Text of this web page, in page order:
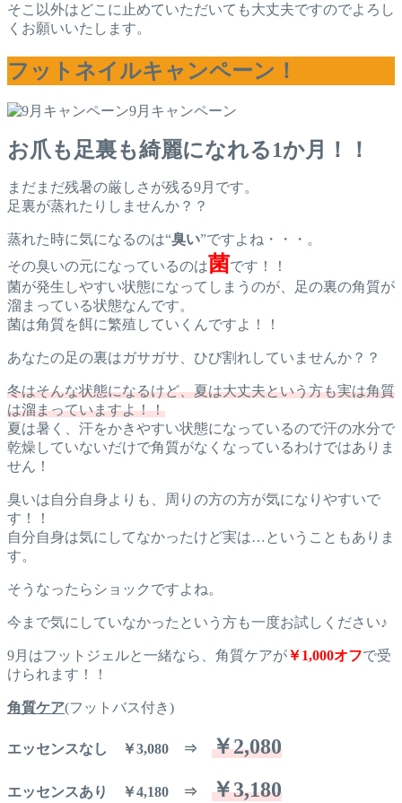
そこ以外はどこに止めていただいても大丈夫ですのでよろし
くお願いいたします。
フットネイルキャンペーン！
9月キャンペーン
お爪も足裏も綺麗になれる1か月！！
まだまだ残暑の厳しさが残る9月です。
足裏が蒸れたりしませんか？？
蒸れた時に気になるのは“臭い”ですよね・・・。
その臭いの元になっているのは菌です！！
菌が発生しやすい状態になってしまうのが、足の裏の角質が
溜まっている状態なんです。
菌は角質を餌に繁殖していくんですよ！！
あなたの足の裏はガサガサ、ひび割れしていませんか？？
冬はそんな状態になるけど、夏は大丈夫という方も実は角質
は溜まっていますよ！！
夏は暑く、汗をかきやすい状態になっているので汗の水分で
乾燥していないだけで角質がなくなっているわけではありま
せん！
臭いは自分自身よりも、周りの方の方が気になりやすいで
す！！
自分自身は気にしてなかったけど実は…ということもありま
す。
そうなったらショックですよね。
今まで気にしていなかったという方も一度お試しください♪
9月はフットジェルと一緒なら、角質ケアが￥1,000オフで受
けられます！！
角質ケア(フットバス付き)
エッセンスなし ￥3,080 ⇒ ￥2,080
エッセンスあり ￥4,180 ⇒ ￥3,180